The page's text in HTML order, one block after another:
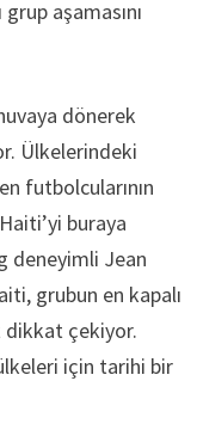
aşamasını
dönerek
Ülkelerindeki
futbolcularının
buraya
deneyimli Jean
grubun en kapalı
dikkat çekiyor.
için tarihi bir